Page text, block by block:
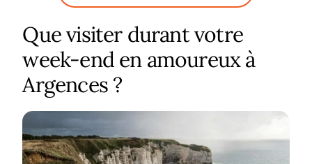
Que visiter durant votre
week-end en amoureux à
Argences ?